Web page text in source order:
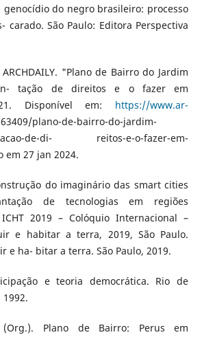
genocídio do negro brasileiro: processo
carado. São Paulo: Editora Perspectiva
ARCHDAILY. "Plano de Bairro do Jardim
tação de direitos e o fazer em
Disponível em: https://www.ar-
plano-de-bairro-do-jardim-
de-di- reitos-e-o-fazer-em-
em 27 jan 2024.
do imaginário das smart cities
de tecnologias em regiões
2019 – Colóquio Internacional –
e habitar a terra, 2019, São Paulo.
e ha- bitar a terra. São Paulo, 2019.
e teoria democrática. Rio de
1992.
(Org.). Plano de Bairro: Perus em